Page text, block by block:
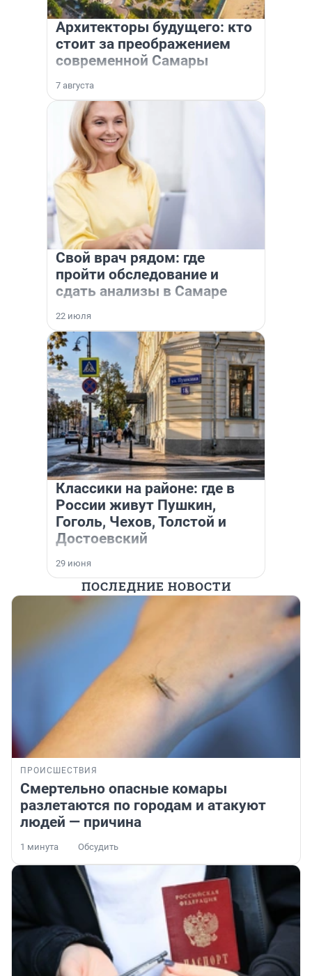
Архитекторы будущего: кто
стоит за преображением
современной Самары
7 августа
Свой врач рядом: где
пройти обследование и
сдать анализы в Самаре
22 июля
Классики на районе: где в
России живут Пушкин,
Гоголь, Чехов, Толстой и
Достоевский
29 июня
ПОСЛЕДНИЕ НОВОСТИ
ПРОИСШЕСТВИЯ
Смертельно опасные комары
разлетаются по городам и атакуют
людей — причина
1 минута Обсудить